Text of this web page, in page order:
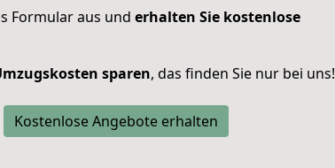
Formular aus und erhalten Sie kostenlose
sparen, das finden Sie nur bei uns!
Kostenlose Angebote erhalten